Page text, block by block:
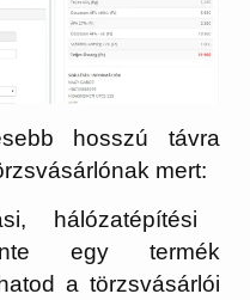
hosszú távra
mert:
hálózatépítési
egy termék
a törzsvásárlói